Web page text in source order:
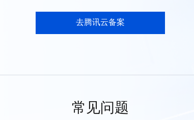
去腾讯云备案
常见问题